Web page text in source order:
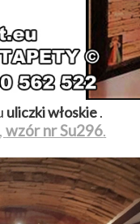
uliczki włoskie.
wzór nr Su296.